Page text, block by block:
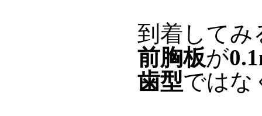
到着してみ
前胸板が
歯型ではな